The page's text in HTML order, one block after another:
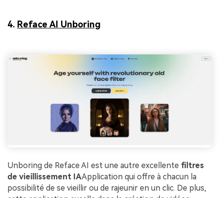
4. Reface AI Unboring
Unboring de Reface AI est une autre excellente filtres
de vieillissement IAApplication qui offre à chacun la
possibilité de se vieillir ou de rajeunir en un clic. De plus,